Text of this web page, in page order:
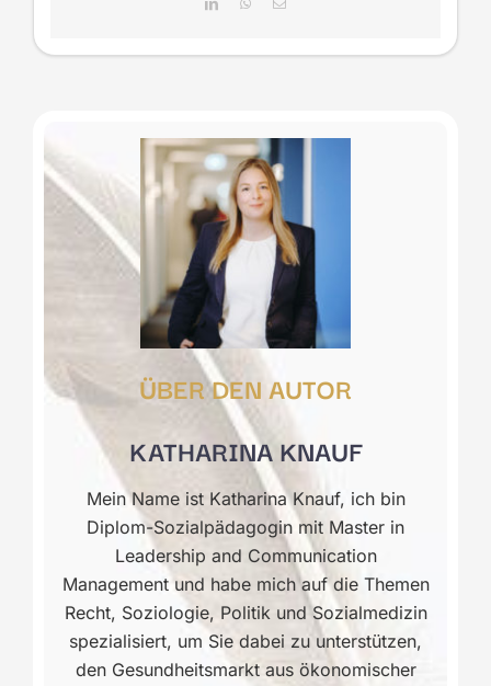
ÜBER DEN AUTOR
KATHARINA KNAUF
Mein Name ist Katharina Knauf, ich bin
Diplom-Sozialpädagogin mit Master in
Leadership and Communication
Management und habe mich auf die Themen
Recht, Soziologie, Politik und Sozialmedizin
spezialisiert, um Sie dabei zu unterstützen,
den Gesundheitsmarkt aus ökonomischer